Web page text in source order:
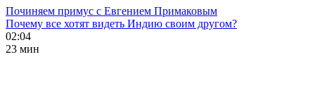
Починяем примус с Евгением Примаковым
Почему все хотят видеть Индию своим другом?
02:04
23 мин